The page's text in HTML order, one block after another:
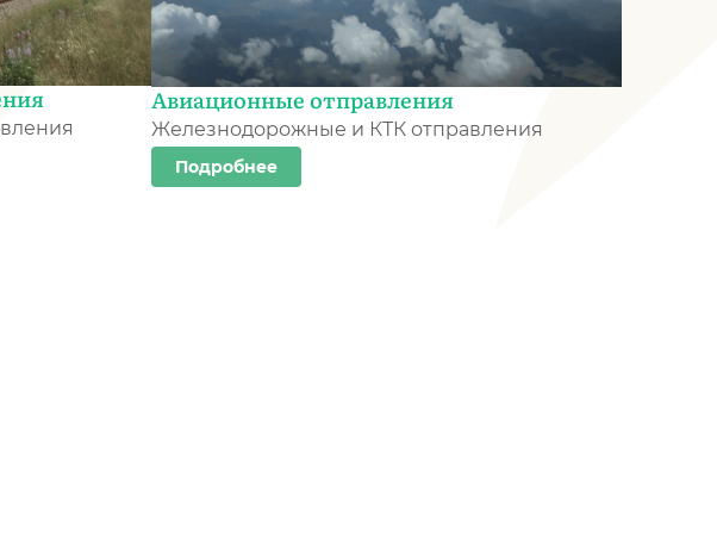
Авиационные отправления
Железнодорожные и КТК отправления
Подробнее